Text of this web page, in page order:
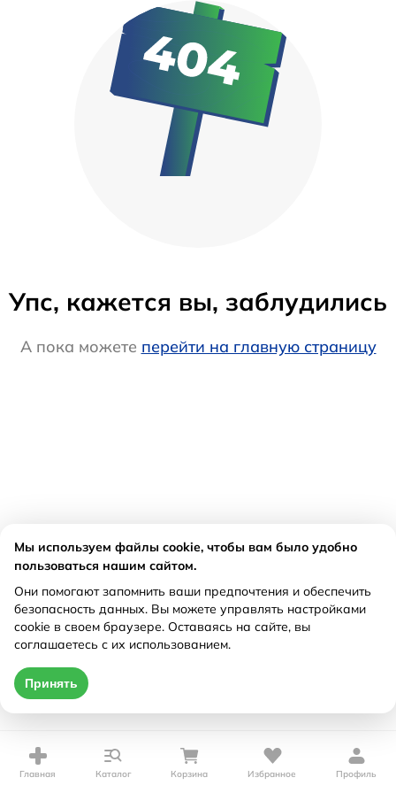
Упс, кажется вы, заблудились
А пока можете перейти на главную страницу
Главная Каталог Корзина Избранное Профиль
Мы используем файлы cookie, чтобы вам было удобно
пользоваться нашим сайтом.
Они помогают запомнить ваши предпочтения и обеспечить
безопасность данных. Вы можете управлять настройками
cookie в своем браузере. Оставаясь на сайте, вы
соглашаетесь с их использованием.
Принять